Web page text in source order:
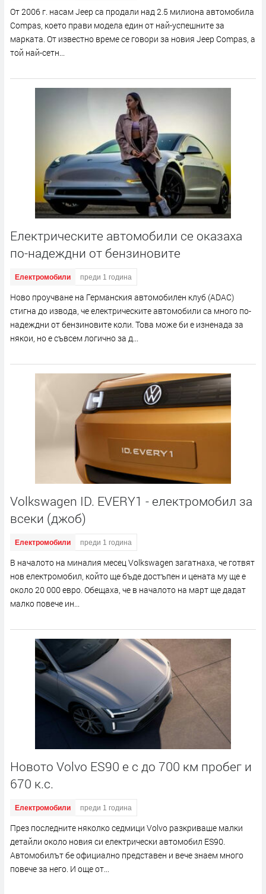
От 2006 г. насам Jeep са продали над 2.5 милиона автомобила
Compas, което прави модела един от най-успешните за
марката. От известно време се говори за новия Jeep Compas, а
той най-сетн...
Електрическите автомобили се оказаха
по-надеждни от бензиновите
Електромобили преди 1 година
Ново проучване на Германския автомобилен клуб (ADAC)
стигна до извода, че електрическите автомобили са много по-
надеждни от бензиновите коли. Това може би е изненада за
някои, но е съвсем логично за д...
Volkswagen ID. EVERY1 - електромобил за
всеки (джоб)
Електромобили преди 1 година
В началото на миналия месец Volkswagen загатнаха, че готвят
нов електромобил, който ще бъде достъпен и цената му ще е
около 20 000 евро. Обещаха, че в началото на март ще дадат
малко повече ин...
Новото Volvo ES90 е с до 700 км пробег и
670 к.с.
Електромобили преди 1 година
През последните няколко седмици Volvo разкриваше малки
детайли около новия си електрически автомобил ES90.
Автомобилът бе официално представен и вече знаем много
повече за него. И още от...